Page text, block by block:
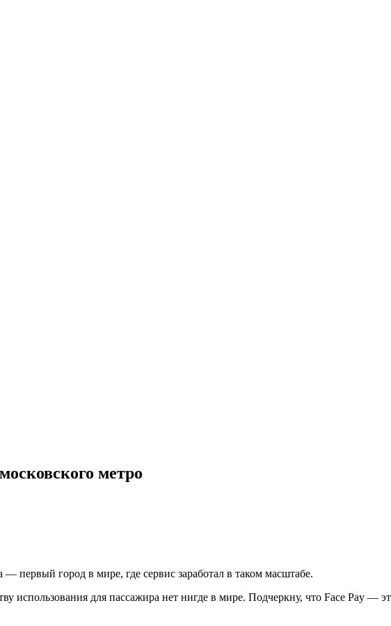
метро
первый город в мире, где сервис заработал в таком масштабе.
использования для пассажира нет нигде в мире. Подчеркну, что Face Pay —